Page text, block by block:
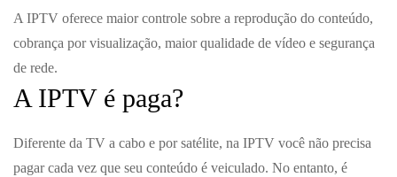
A IPTV oferece maior controle sobre a reprodução do conteúdo,
cobrança por visualização, maior qualidade de vídeo e segurança
de rede.
A IPTV é paga?
Diferente da TV a cabo e por satélite, na IPTV você não precisa
pagar cada vez que seu conteúdo é veiculado. No entanto, é